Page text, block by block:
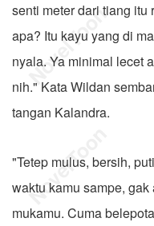
senti meter dari tiang
apa? Itu kayu yang di
nyala. Ya minimal lecet
nih." Kata Wildan
tangan Kalandra.
"Tetep mulus, bersih,
waktu kamu sampe,
mukamu. Cuma